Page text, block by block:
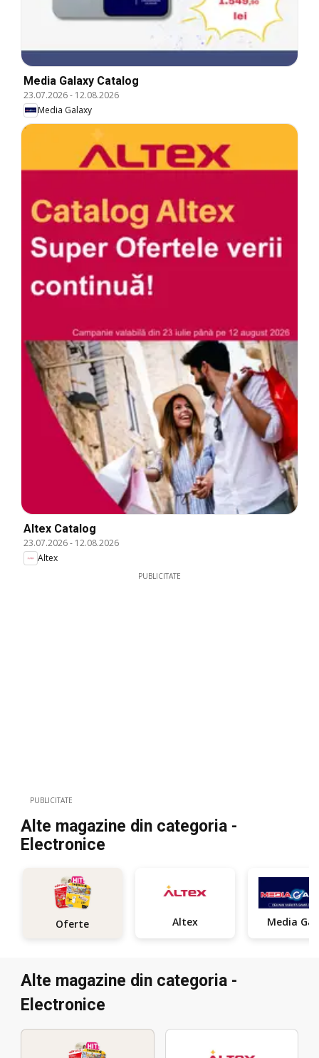
Media Galaxy Catalog
23.07.2026- 12.08.2026
Media Galaxy
Altex Catalog
23.07.2026- 12.08.2026
Altex
PUBLICITATE
PUBLICITATE
Alte magazine din categoria -
Electronice
Oferte Altex
Alte magazine din categoria -
Electronice